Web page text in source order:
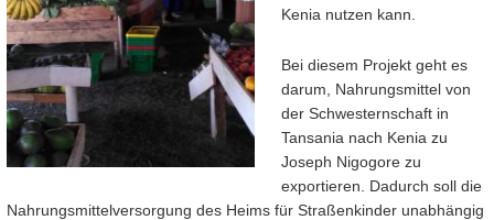
Kenia nutzen kann.
Bei diesem Projekt geht es
darum, Nahrungsmittel von
der Schwesternschaft in
Tansania nach Kenia zu
Joseph Nigogore zu
exportieren. Dadurch soll die
Nahrungsmittelversorgung des Heims für Straßenkinder unabhängig